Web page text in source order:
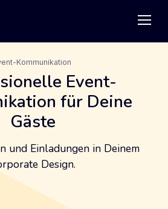
Kommunikation
Event-
für Deine
Gäste
und Einladungen in Deinem
Design.